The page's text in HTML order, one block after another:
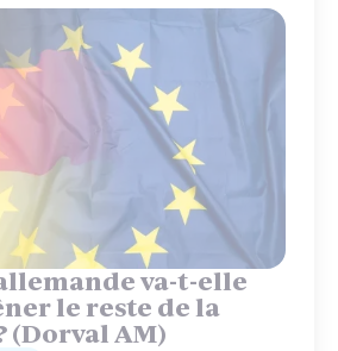
va-t-elle
le reste de la
(Dorval AM)